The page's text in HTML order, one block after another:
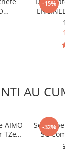
-15%
AU
AIMO
TZe-
pe
-32%
Set 10
SG
TZe-